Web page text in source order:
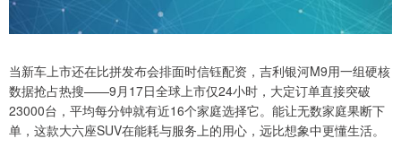
当新车上市还在比拼发布会排面时信钰配资，吉利银河M9用一组硬核
数据抢占热搜——9月17日全球上市仅24小时，大定订单直接突破
23000台，平均每分钟就有近16个家庭选择它。能让无数家庭果断下
单，这款大六座SUV在能耗与服务上的用心，远比想象中更懂生活。